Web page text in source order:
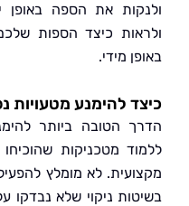
את הספה באופן יסודי
כיצד הספות שלכם
מידי.
להימנע מטעויות נפוצות
הטובה ביותר להימנע
מטכניקות שהוכיחו את
לא מומלץ להפעיל חומרי
ניקוי שלא נבדקו על הספה